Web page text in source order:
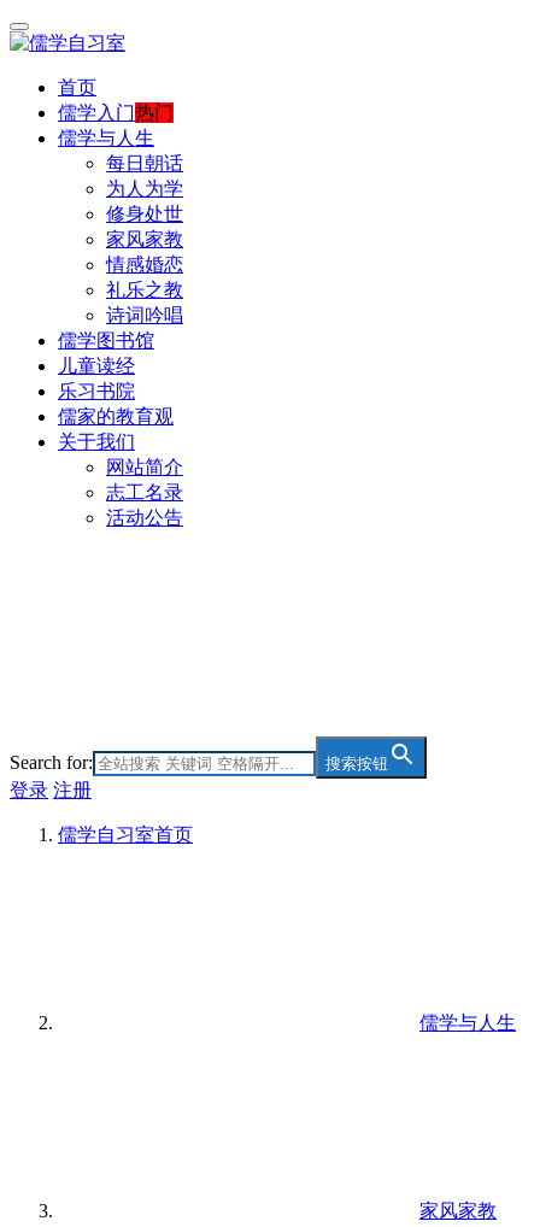
首页
儒学入门热门
儒学与人生
每日朝话
为人为学
修身处世
家风家教
情感婚恋
礼乐之教
诗词吟唱
儒学图书馆
儿童读经
乐习书院
儒家的教育观
关于我们
网站简介
志工名录
活动公告
Search for: 搜索按钮
登录 注册
儒学自习室首页
儒学与人生
家风家教